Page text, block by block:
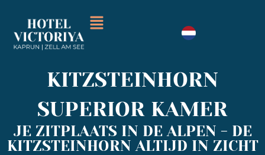
KITZSTEINHORN
SUPERIOR KAMER
JE ZITPLAATS IN DE ALPEN - DE
KITZSTEINHORN ALTIJD IN ZICHT